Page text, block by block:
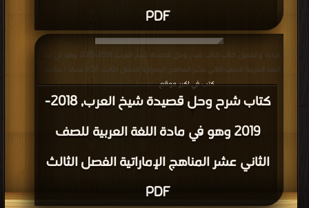
PDF
كتاب شرح وحل قصيدة شيخ العرب, 2018-
2019 وهو في مادة اللغة العربية للصف
الثاني عشر المناهج الإماراتية الفصل الثالث
PDF
قراءة و تحميل كتاب كتاب شرح وحل قصيدة شيخ العرب, 2018-2019 وهو في مادة
اللغة العربية للصف الثاني عشر المناهج الإماراتية الفصل الثالث PDF مجانا | مكتبة >
كتب في اكبر موقع| التحميل : مرة/مرات